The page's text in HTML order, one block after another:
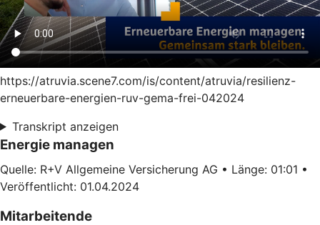
https://atruvia.scene7.com/is/content/atruvia/resilienz-
erneuerbare-energien-ruv-gema-frei-042024
Transkript anzeigen
Energie managen
Quelle: R+V Allgemeine Versicherung AG • Länge: 01:01 •
Veröffentlicht: 01.04.2024
Mitarbeitende